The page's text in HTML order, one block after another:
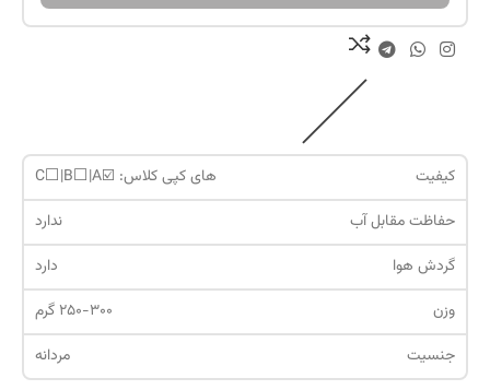
کیفیت
های کپی کلاس: ☑️C⬜️|B⬜️|A
حفاظت مقابل آب
ندارد
گردش هوا
دارد
وزن
250-300 گرم
جنسیت
مردانه